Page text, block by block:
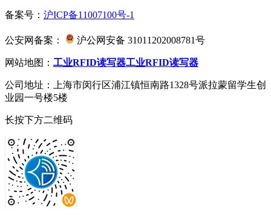
备案号： 沪ICP备11007100号-1
公安网备案： 沪公网安备 31011202008781号
网站地图： 工业RFID读写器工业RFID读写器
公司地址：上海市闵行区浦江镇恒南路1328号派拉蒙留学生创
业园一号楼5楼
长按下方二维码